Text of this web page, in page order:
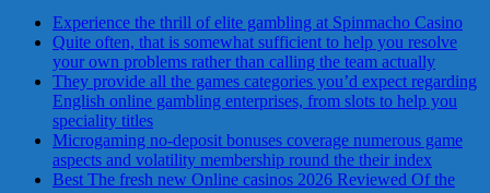
Experience the thrill of elite gambling at Spinmacho Casino
Quite often, that is somewhat sufficient to help you resolve
your own problems rather than calling the team actually
They provide all the games categories you’d expect regarding
English online gambling enterprises, from slots to help you
speciality titles
Microgaming no-deposit bonuses coverage numerous game
aspects and volatility membership round the their index
Best The fresh new Online casinos 2026 Reviewed Of the